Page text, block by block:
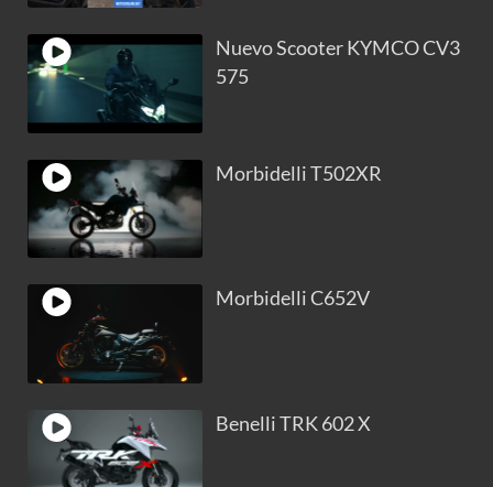
Nuevo Scooter KYMCO CV3
575
Morbidelli T502XR
Morbidelli C652V
Benelli TRK 602 X